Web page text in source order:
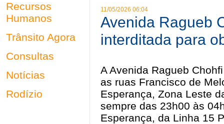
Recursos
Humanos
Trânsito Agora
Consultas
Notícias
Rodízio
11/05/2026 06:04
Avenida Ragueb
interditada para
A AvenidaRagueb
as ruas Francisco de
Esperança, Zona Leste
sempre das 23h00 às
Esperança, da Linha 15